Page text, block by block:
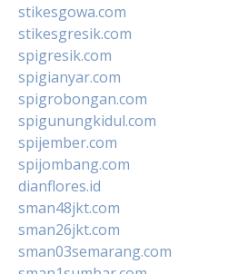
stikesgowa.com
stikesgresik.com
spigresik.com
spigianyar.com
spigrobongan.com
spigunungkidul.com
spijember.com
spijombang.com
dianflores.id
sman48jkt.com
sman26jkt.com
sman03semarang.com